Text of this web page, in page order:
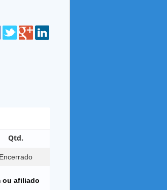
Qtd.
Encerrado
ou afiliado